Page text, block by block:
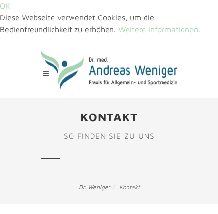
OK
Diese Webseite verwendet Cookies, um die
Bedienfreundlichkeit zu erhöhen. Weitere Informationen.
KONTAKT
SO FINDEN SIE ZU UNS
Dr. Weniger Kontakt